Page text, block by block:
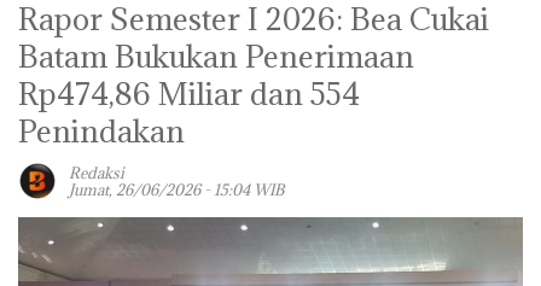
‎Rapor Semester I 2026: Bea Cukai
Batam Bukukan Penerimaan
Rp474,86 Miliar dan 554
Penindakan
Redaksi
Jumat, 26/06/2026 - 15:04 WIB